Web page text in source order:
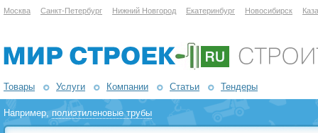
Москва Санкт-Петербург Нижний Новгород Екатеринбург Новосибирск
Товары Услуги Компании Статьи Тендеры
Например,полиэтиленовые трубы